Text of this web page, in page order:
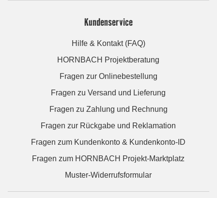
Kundenservice
Hilfe & Kontakt (FAQ)
HORNBACH Projektberatung
Fragen zur Onlinebestellung
Fragen zu Versand und Lieferung
Fragen zu Zahlung und Rechnung
Fragen zur Rückgabe und Reklamation
Fragen zum Kundenkonto & Kundenkonto-ID
Fragen zum HORNBACH Projekt-Marktplatz
Muster-Widerrufsformular